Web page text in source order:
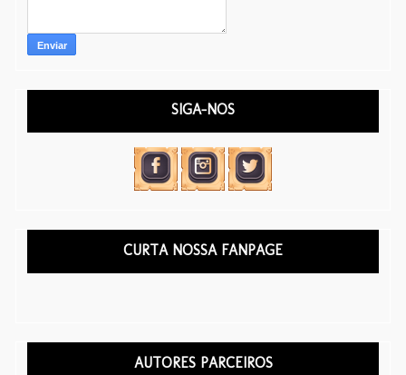
SIGA-NOS
CURTA NOSSA FANPAGE
AUTORES PARCEIROS